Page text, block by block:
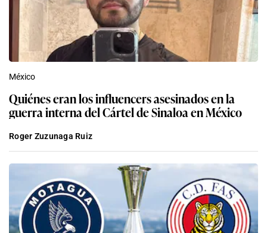
México
Quiénes eran los influencers asesinados en la
guerra interna del Cártel de Sinaloa en México
Roger Zuzunaga Ruiz